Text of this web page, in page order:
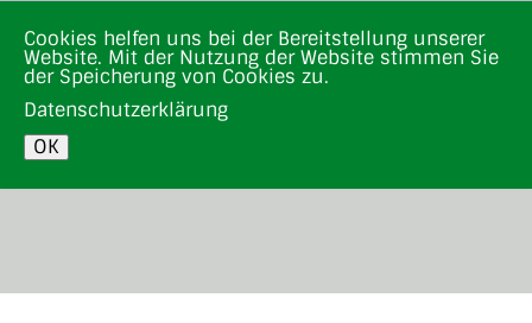
Cookies helfen uns bei der Bereitstellung unserer
Website. Mit der Nutzung der Website stimmen Sie
der Speicherung von Cookies zu.
Datenschutzerklärung
OK
Tel.: (0451) 499
15 02
MENU